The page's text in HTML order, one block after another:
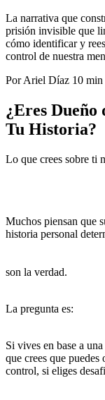
La narrativa que
prisión invisible que
cómo identificar y
control de nuestra
Por Ariel Díaz 10 min
¿Eres Dueño
Tu Historia?
Lo que crees sobre ti
Muchos piensan que
historia personal
son la verdad.
La pregunta es:
Si vives en base a
que crees que puedes
control, si eliges